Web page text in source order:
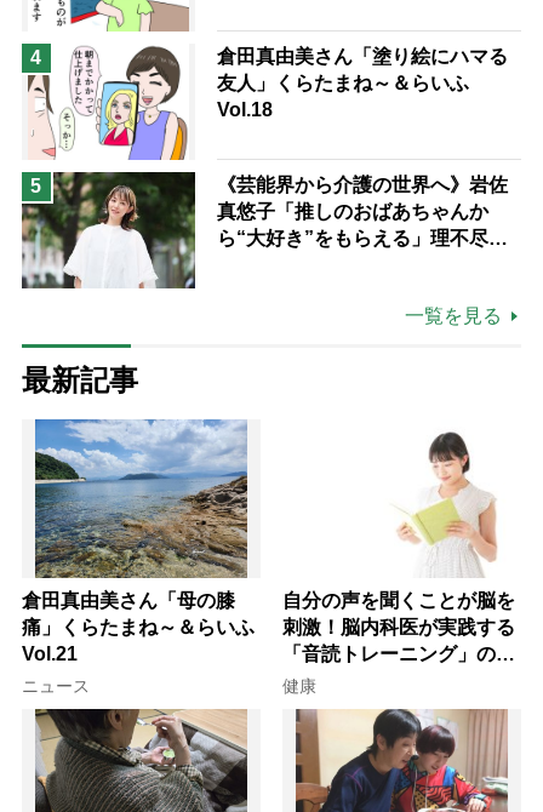
4
倉田真由美さん「塗り絵にハマる
友人」くらたまね～＆らいふ
Vol.18
5
《芸能界から介護の世界へ》岩佐
真悠子「推しのおばあちゃんか
ら“大好き”をもらえる」理不尽さ
一覧を見る
最新記事
倉田真由美さん「母の膝
痛」くらたまね～＆らいふ
Vol.21
ニュース
自分の声を聞くことが脳を
刺激！脳内科医が実践する
「音読トレーニング」の極
意
健康